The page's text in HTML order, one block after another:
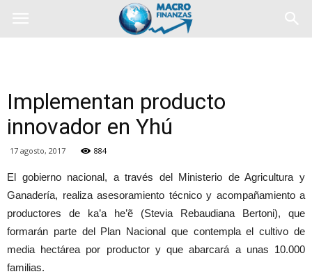
Implementan producto
innovador en Yhú
17 agosto, 2017 884
El gobierno nacional, a través del Ministerio de Agricultura y
Ganadería, realiza asesoramiento técnico y acompañamiento a
productores de ka’a he’ẽ (Stevia Rebaudiana Bertoni), que
formarán parte del Plan Nacional que contempla el cultivo de
media hectárea por productor y que abarcará a unas 10.000
familias.